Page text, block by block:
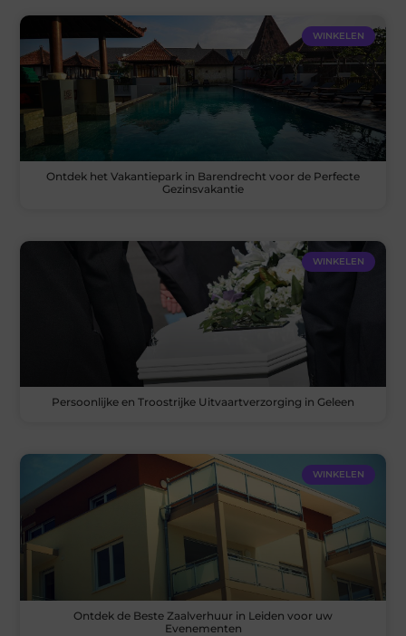
WINKELEN
Ontdek het Vakantiepark in Barendrecht voor de Perfecte
Gezinsvakantie
WINKELEN
Persoonlijke en Troostrijke Uitvaartverzorging in Geleen
WINKELEN
Ontdek de Beste Zaalverhuur in Leiden voor uw
Evenementen